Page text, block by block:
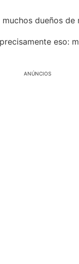
dueños de
eso:
ANÚNCIOS